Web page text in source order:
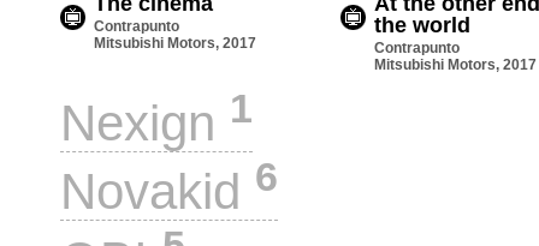
Contrapunto
Mitsubishi Motors, 2017
the world
Contrapunto
Mitsubishi Motors, 2017
Nexign 1
Novakid 6